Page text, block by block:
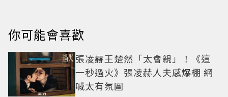
你可能會喜歡
張凌赫王楚然「太會親」！《這
一秒過火》張凌赫人夫感爆棚 網
喊太有氛圍